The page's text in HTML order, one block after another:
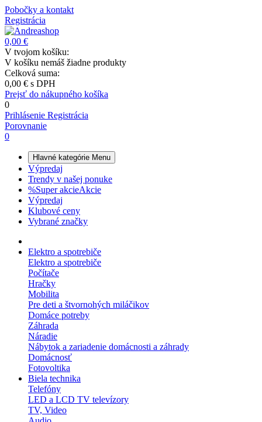
Pobočky a kontakt
Registrácia
0,00 €
V tvojom košíku:
V košíku nemáš žiadne produkty
Celková suma:
0,00 € s DPH
Prejsť do nákupného košíka
0
Prihlásenie Registrácia
Porovnanie
0
Hlavné kategórie Menu
Výpredaj
Trendy v našej ponuke
%Super akcieAkcie
Výpredaj
Klubové ceny
Vybrané značky
Elektro a spotrebiče
Elektro a spotrebiče
Počítače
Hračky
Mobilita
Pre deti a štvornohých miláčikov
Domáce potreby
Záhrada
Náradie
Nábytok a zariadenie domácnosti a záhrady
Domácnosť
Fotovoltika
Biela technika
Telefóny
LED a LCD TV televízory
TV, Video